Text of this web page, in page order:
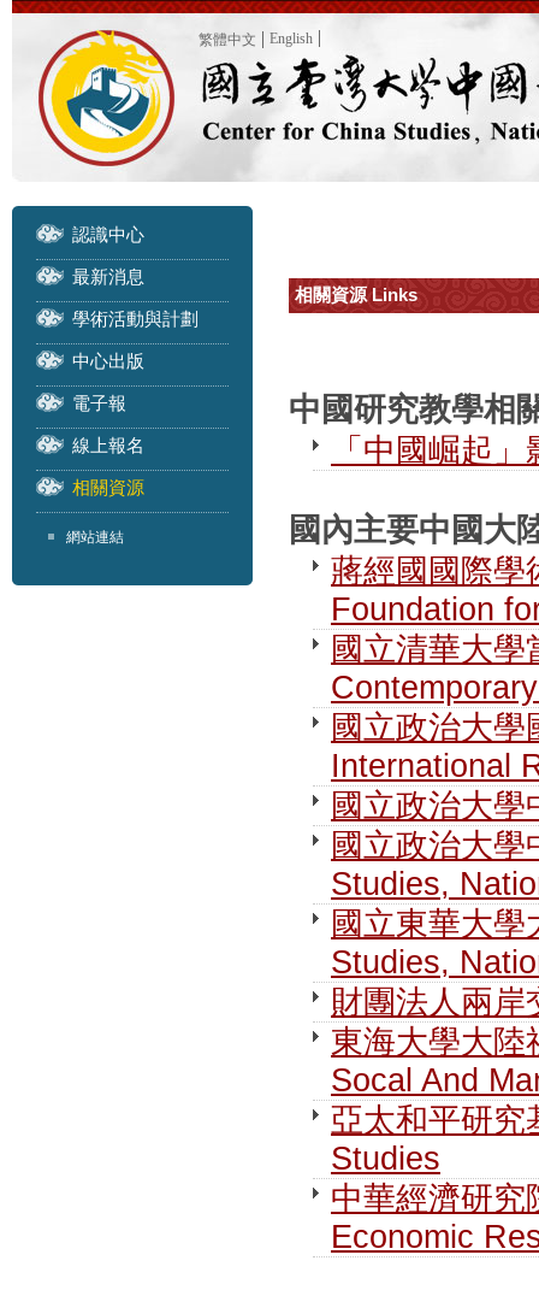
繁體中文 English
認識中心
最新消息
學術活動與計劃
中心出版
電子報
線上報名
相關資源
網站連結
相關資源 Links
中國研究教學相
「中國崛起
國內主要中國大
蔣經國國際學
Foundation
國立清華大
國立政治大
International
國立政治大
國立政治大
Studies,
國立東華大
Studies,
財團法人兩
東海大學大陸
Socal And
亞太和平研究
Studies
中華經濟研
Economic